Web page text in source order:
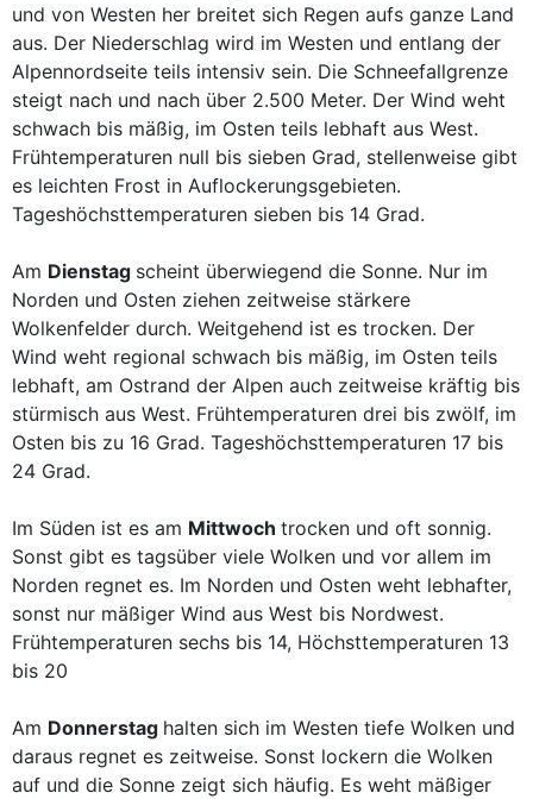
und von Westen her breitet sich Regen aufs ganze Land
aus. Der Niederschlag wird im Westen und entlang der
Alpennordseite teils intensiv sein. Die Schneefallgrenze
steigt nach und nach über 2.500 Meter. Der Wind weht
schwach bis mäßig, im Osten teils lebhaft aus West.
Frühtemperaturen null bis sieben Grad, stellenweise gibt
es leichten Frost in Auflockerungsgebieten.
Tageshöchsttemperaturen sieben bis 14 Grad.
Am Dienstag scheint überwiegend die Sonne. Nur im
Norden und Osten ziehen zeitweise stärkere
Wolkenfelder durch. Weitgehend ist es trocken. Der
Wind weht regional schwach bis mäßig, im Osten teils
lebhaft, am Ostrand der Alpen auch zeitweise kräftig bis
stürmisch aus West. Frühtemperaturen drei bis zwölf, im
Osten bis zu 16 Grad. Tageshöchsttemperaturen 17 bis
24 Grad.
Im Süden ist es am Mittwoch trocken und oft sonnig.
Sonst gibt es tagsüber viele Wolken und vor allem im
Norden regnet es. Im Norden und Osten weht lebhafter,
sonst nur mäßiger Wind aus West bis Nordwest.
Frühtemperaturen sechs bis 14, Höchsttemperaturen 13
bis 20
Am Donnerstag halten sich im Westen tiefe Wolken und
daraus regnet es zeitweise. Sonst lockern die Wolken
auf und die Sonne zeigt sich häufig. Es weht mäßiger